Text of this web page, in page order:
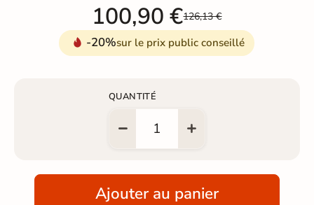
100,90 €126,13 €
-20%sur le prix public conseillé
QUANTITÉ
Ajouter au panier